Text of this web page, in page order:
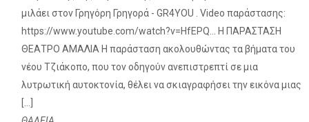
μιλάει στον Γρηγόρη Γρηγορά - GR4YOU . Video παράστασης:
https://www.youtube.com/watch?v=HfEPQ... Η ΠΑΡΑΣΤΑΣΗ
ΘΕΑΤΡΟ ΑΜΑΛΙΑ Η παράσταση ακολουθώντας τα βήματα του
νέου Τζιάκοπο, που τον οδηγούν ανεπιστρεπτί σε μια
λυτρωτική αυτοκτονία, θέλει να σκιαγραφήσει την εικόνα μιας
[…]